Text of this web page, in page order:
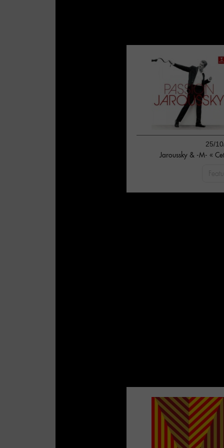
25/
Jaroussky & -M- «